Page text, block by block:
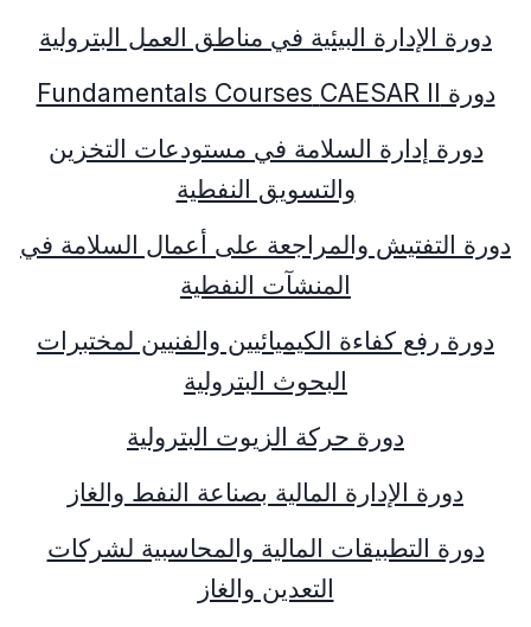
دورة الإدارة البيئية في مناطق العمل البترولية
دورة CAESAR II
Fundamentals Courses
دورة إدارة السلامة في مستودعات التخزين
والتسويق النفطية
دورة التفتيش والمراجعة على أعمال السلامة في
المنشآت النفطية
دورة رفع كفاءة الكيميائيين والفنيين لمختبرات
البحوث البترولية
دورة حركة الزيوت البترولية
دورة الإدارة المالية بصناعة النفط والغاز
دورة التطبيقات المالية والمحاسبية لشركات
التعدين والغاز